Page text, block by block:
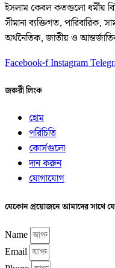
ইসলাম কেবল কতগুলো ধর্মীয়
সীমানা ব্যক্তিগত, পারিবারিক,
অর্থনৈতিক, জাতীয় ও
Facebook-fInstagram
জরুরী লিংক
হোম
পরিচিতি
কোর্সগুলো
দান করুন
যোগাযোগ
যেকোন প্রয়োজনে আমাদের সাথে
Name
Email